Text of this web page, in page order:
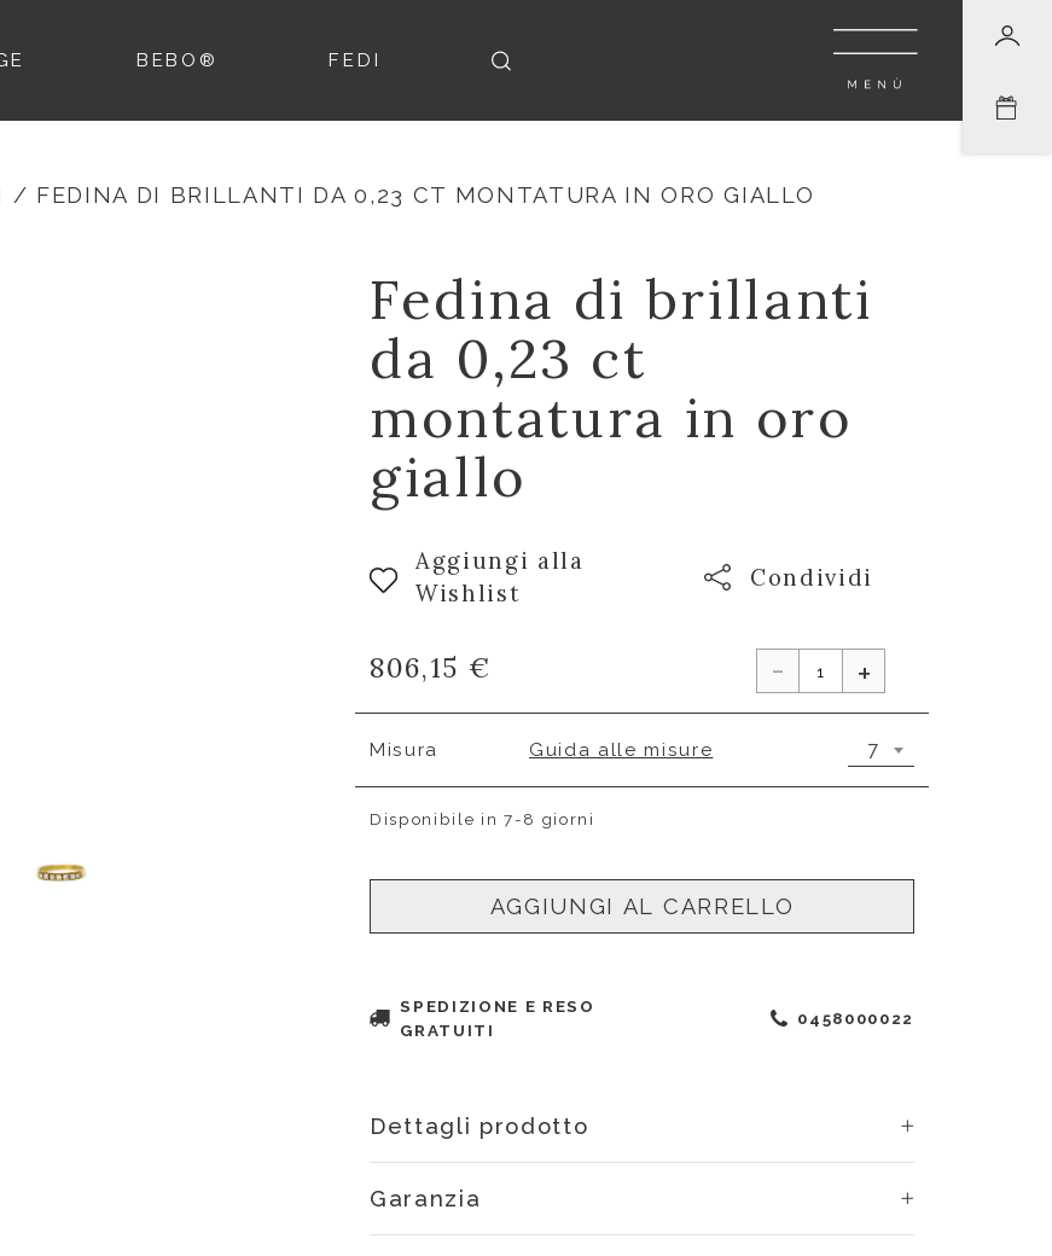
BEBO® FEDI
/ FEDINA DI BRILLANTI DA 0,23 CT MONTATURA IN ORO GIALLO
Fedina di brillanti
da 0,23 ct
montatura in oro
giallo
Aggiungi alla
Wishlist
Condividi
806,15 € - +
Misura Guida alle misure 7
Disponibile in 7-8 giorni
AGGIUNGI AL CARRELLO
SPEDIZIONE E RESO
GRATUITI
0458000022
Dettagli prodotto
Garanzia